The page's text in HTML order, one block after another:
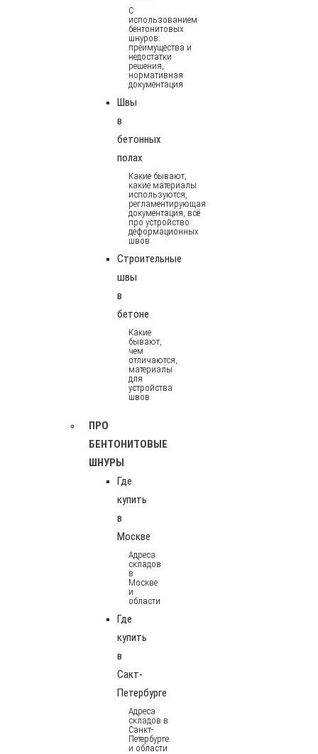
С
использованием
бентонитовых
шнуров:
преимущества и
недостатки
решения,
нормативная
документация
Швы
в
бетонных
полах
Какие бывают,
какие материалы
используются,
регламентирующая
документация, всё
про устройство
деформационных
швов
Строительные
швы
в
бетоне
Какие
бывают,
чем
отличаются,
материалы
для
устройства
швов
ПРО
БЕНТОНИТОВЫЕ
ШНУРЫ
Где
купить
в
Москве
Адреса
складов
в
Москве
и
области
Где
купить
в
Сакт-
Петербурге
Адреса
складов в
Санкт-
Петербурге
и области